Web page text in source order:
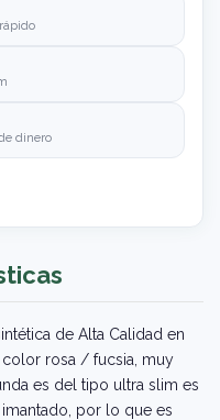
dinero
de Alta Calidad en
rosa / fucsia, muy
es del tipo ultra slim es
por lo que es